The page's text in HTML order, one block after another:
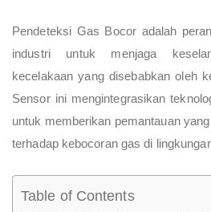
Pendeteksi Gas Bocor adalah
industri untuk menjaga
kecelakaan yang disebabkan oleh
Sensor ini mengintegrasikan
untuk memberikan pemantauan
terhadap kebocoran gas di
Table of Contents